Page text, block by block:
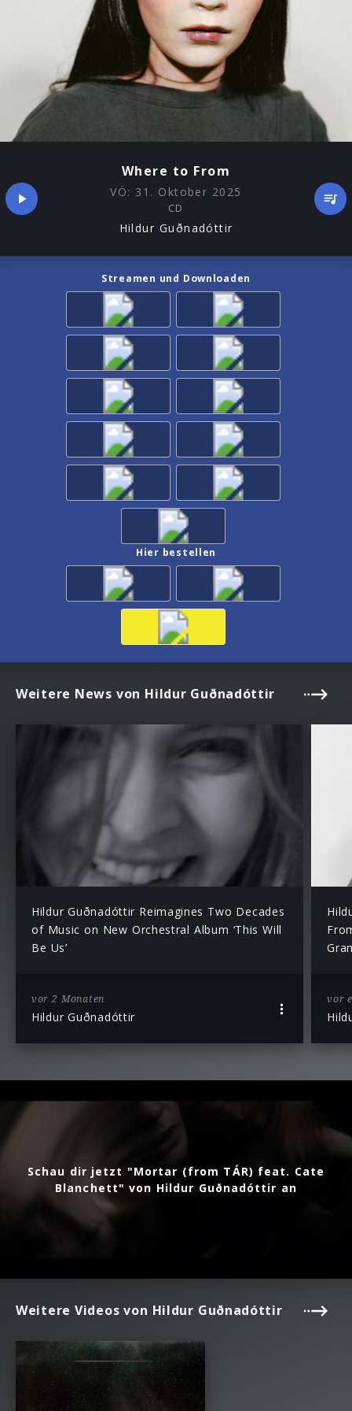
Where to From
VÖ: 31. Oktober 2025
CD
Hildur Guðnadóttir
Streamen und Downloaden
Hier bestellen
Weitere News von Hildur Guðnadóttir
Hildur Guðnadóttir Reimagines Two Decades
of Music on New Orchestral Album ‘This Will
Be Us’
vor 2 Monaten
Hildur Guðnadóttir
vor
Schau dir jetzt "Mortar (from TÁR) feat. Cate
Blanchett" von Hildur Guðnadóttir an
Weitere Videos von Hildur Guðnadóttir